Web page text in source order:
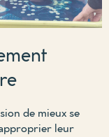
de mieux se
leur